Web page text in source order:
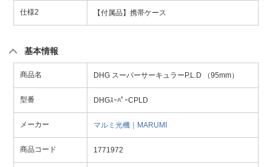
仕様2 【付属品】携帯ケース
基本情報
商品名 DHG スーパーサーキュラーP.L.D （95mm）
型番 DHGｽｰﾊﾟｰCPLD
メーカー マルミ光機｜MARUMI
商品コード 1771972